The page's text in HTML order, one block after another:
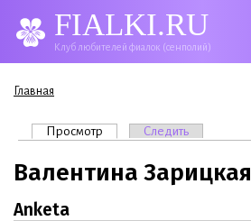
FIALKI.RU
Клуб любителей фиалок (сенполий)
Вы здесь
Главная
Главные вкладки
Просмотр (активная вкладка)
Следить
Валентина Зарицкая
Anketa